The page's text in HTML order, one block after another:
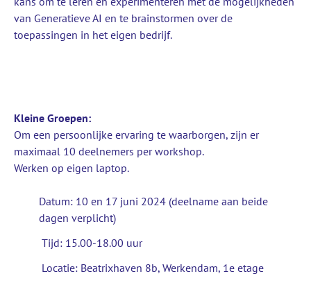
van Generatieve AI en te brainstormen over de
toepassingen in het eigen bedrijf.
Kleine Groepen:
Om een persoonlijke ervaring te waarborgen, zijn er
maximaal 10 deelnemers per workshop.
Werken op eigen laptop.
Datum: 10 en 17 juni 2024 (deelname aan beide
dagen verplicht)
Tijd: 15.00-18.00 uur
Locatie: Beatrixhaven 8b, Werkendam, 1e etage